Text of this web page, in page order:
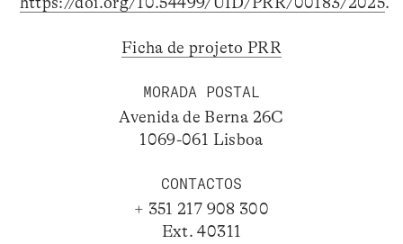
Ficha de projeto PRR
MORADA POSTAL
Avenida de Berna 26C
1069-061 Lisboa
CONTACTOS
+ 351 217 908 300
Ext. 40311